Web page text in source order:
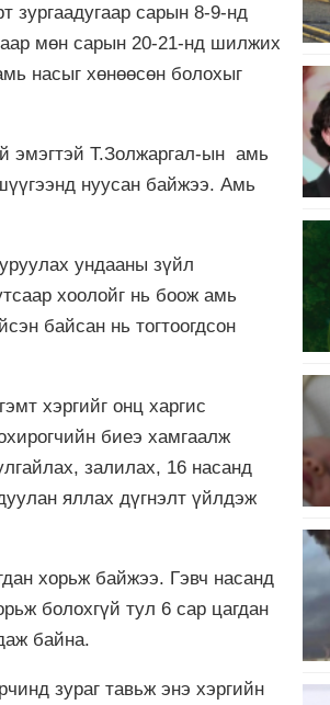
зургаадугаар сарын 8-9-нд
мөн сарын 20-21-нд шилжих
насыг хөнөөсөн болохыг
эмэгтэй Т.Золжаргал-ын амь
нуусан байжээ. Амь
ундааны зүйл
хоолойг нь боож амь
байсан нь тогтоогдсон
хэргийг онц харгис
биеэ хамгаалж
залилах, 16 насанд
яллах дүгнэлт үйлдэж
хорьж байжээ. Гэвч насанд
болохгүй тул 6 сар цагдан
байна.
зураг тавьж энэ хэргийн